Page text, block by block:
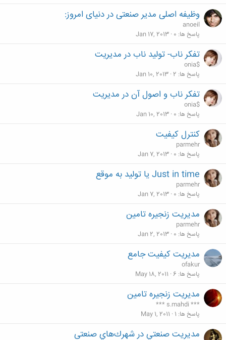
وظیفه اصلی مدیر صنعتی در دنیای امروز:
anoeil
پاسخ ها 0
Jan 17, 2013
تفکر ناب- تولید ناب در مدیریت
onia$
پاسخ ها 2
Jan 10, 2013
تفکر ناب و اصول آن در مدیریت
onia$
پاسخ ها 0
Jan 10, 2013
کنترل کیفیت
parmehr
پاسخ ها 0
Jan 7, 2013
Just in time یا تولید به موقع
parmehr
پاسخ ها 0
Jan 7, 2013
مديريت زنجيره تامين
parmehr
پاسخ ها 0
Jan 2, 2013
مدیریت کیفیت جامع
ofakur
پاسخ ها 6
May 18, 2011
مدیریت زنجیره تامین
*** s.mahdi ***
پاسخ ها 1
May 1, 2011
مديريت صنعتي در شهرك‌هاي صنعتی